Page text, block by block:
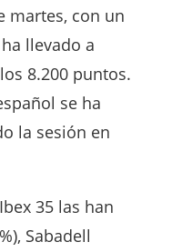
martes, con un
llevado a
8.200 puntos.
se ha
la sesión en
35 las han
Sabadell